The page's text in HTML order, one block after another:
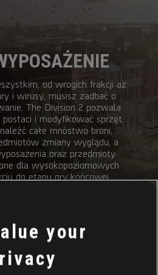
od wrogich frakcji aż
i wirusy, musisz zadbać o
The Division 2 pozwala
i modyfikować sprzęt.
całe mnóstwo broni,
zmiany wyglądu, a
oraz przedmioty
dla wysokopoziomowych
do etapu gry końcowej
your